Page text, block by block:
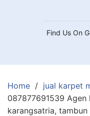
Find Us On
Home
jual karpet
087877691539
karangsatria,